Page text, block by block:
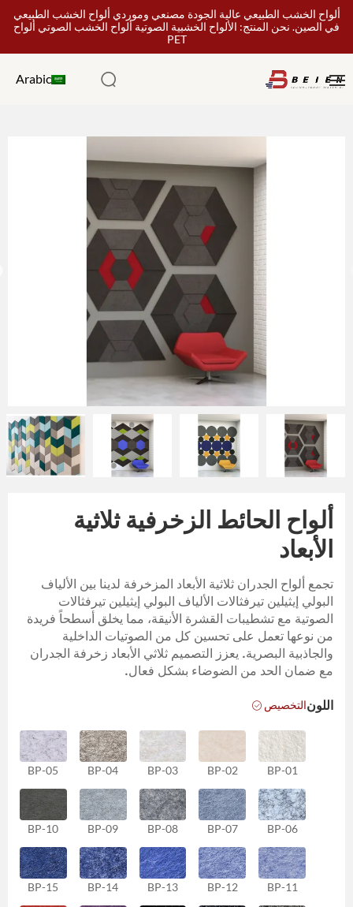
ألواح الخشب الطبيعي عالية الجودة مصنعي وموردي ألواح الخشب الطبيعي
في الصين. نحن المنتج: الألواح الخشبية الصوتية ألواح الخشب الصوتي ألواح
PET
Arabic
ألواح الحائط الزخرفية ثلاثية
الأبعاد
تجمع ألواح الجدران ثلاثية الأبعاد المزخرفة لدينا بين الألياف
البولي إيثيلين تيرفثالات الألياف البولي إيثيلين تيرفثالات
الصوتية مع تشطيبات القشرة الأنيقة، مما يخلق أسطحاً فريدة
من نوعها تعمل على تحسين كل من الصوتيات الداخلية
والجاذبية البصرية. يعزز التصميم ثلاثي الأبعاد زخرفة الجدران
مع ضمان الحد من الضوضاء بشكل فعال.
اللونالتخصيص
BP-01
BP-02
BP-03
BP-04
BP-05
BP-06
BP-07
BP-08
BP-09
BP-10
BP-11
BP-12
BP-13
BP-14
BP-15